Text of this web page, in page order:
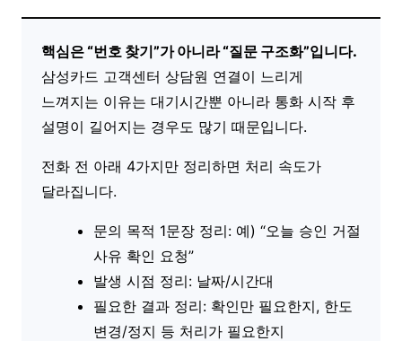
핵심은 “번호 찾기”가 아니라 “질문 구조화”입니다.
삼성카드 고객센터 상담원 연결이 느리게
느껴지는 이유는 대기시간뿐 아니라 통화 시작 후
설명이 길어지는 경우도 많기 때문입니다.
전화 전 아래 4가지만 정리하면 처리 속도가
달라집니다.
문의 목적 1문장 정리: 예) “오늘 승인 거절
사유 확인 요청”
발생 시점 정리: 날짜/시간대
필요한 결과 정리: 확인만 필요한지, 한도
변경/정지 등 처리가 필요한지